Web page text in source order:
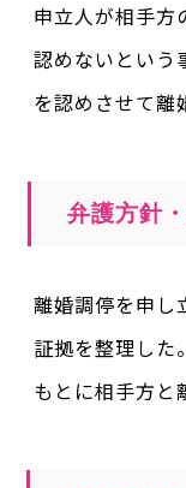
申立人が相手方
認めないという
を認めさせて離
弁護方針
離婚調停を申し
証拠を整理した
もとに相手方と